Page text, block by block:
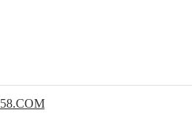
58.COM